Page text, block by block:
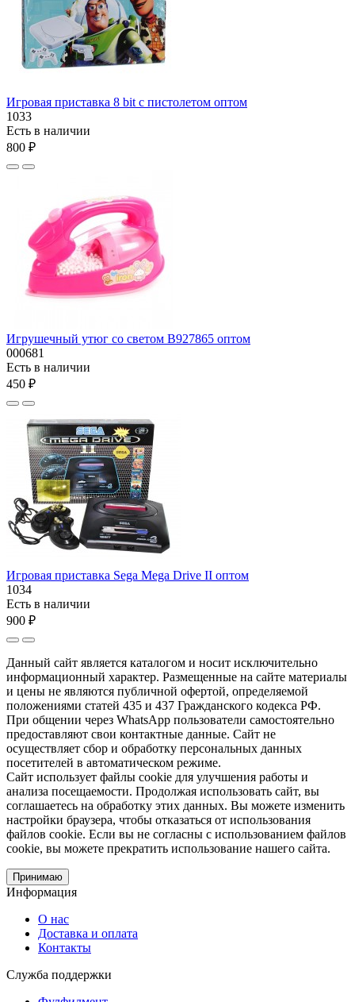
Игровая приставка 8 bit с пистолетом оптом
1033
Есть в наличии
800 ₽
Игрушечный утюг со светом В927865 оптом
000681
Есть в наличии
450 ₽
Игровая приставка Sega Mega Drive II оптом
1034
Есть в наличии
900 ₽
Данный сайт является каталогом и носит исключительно
информационный характер. Размещенные на сайте материалы
и цены не являются публичной офертой, определяемой
положениями статей 435 и 437 Гражданского кодекса РФ.
При общении через WhatsApp пользователи самостоятельно
предоставляют свои контактные данные. Сайт не
осуществляет сбор и обработку персональных данных
посетителей в автоматическом режиме.
Сайт использует файлы cookie для улучшения работы и
анализа посещаемости. Продолжая использовать сайт, вы
соглашаетесь на обработку этих данных. Вы можете изменить
настройки браузера, чтобы отказаться от использования
файлов cookie. Если вы не согласны с использованием файлов
cookie, вы можете прекратить использование нашего сайта.
Принимаю
Информация
О нас
Доставка и оплата
Контакты
Служба поддержки